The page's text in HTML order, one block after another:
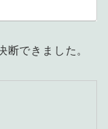
断できました。